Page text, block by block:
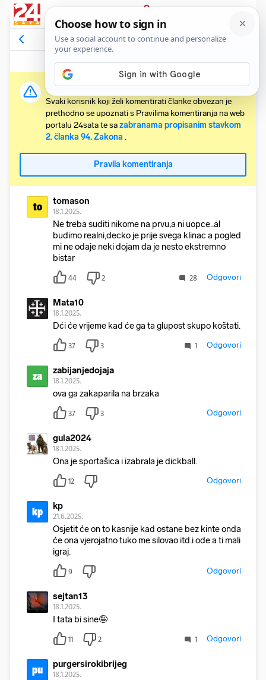
PRIJAVA
Komentari102 Relevantni
Važna obavijest:
Svaki korisnik koji želi komentirati članke obvezan je
prethodno se upoznati s Pravilima komentiranja na web
portalu 24sata te sazabranama propisanim stavkom
2. članka 94. Zakona .
Pravila komentiranja
to tomason
18.1.2025.
Ne treba suditi nikome na prvu,a ni uopce..al
budimo realni,decko je prije svega klinac a pogled
mi ne odaje neki dojam da je nesto ekstremno
bistar
44 2 28 Odgovori
Mata10
18.1.2025.
Dći će vrijeme kad će ga ta glupost skupo koštati.
37 3 1 Odgovori
za zabijanjedojaja
18.1.2025.
ova ga zakaparila na brzaka
37 3 Odgovori
gula2024
18.1.2025.
Ona je sportašica i izabrala je dickball.
12 Odgovori
kp kp
21.6.2025.
Osjetit će on to kasnije kad ostane bez kinte onda
će ona vjerojatno tuko me silovao itd.i ode a ti mali
igraj.
9 Odgovori
sejtan13
18.1.2025.
I tata bi sine🤪
11 2 1 Odgovori
pu purgersirokibrijeg
18.1.2025.